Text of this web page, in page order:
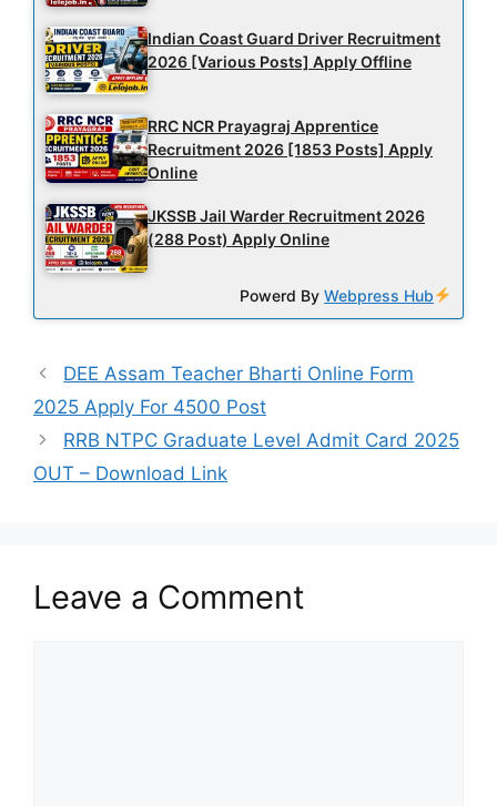
Indian Coast Guard Driver Recruitment
2026 [Various Posts] Apply Offline
RRC NCR Prayagraj Apprentice
Recruitment 2026 [1853 Posts] Apply
Online
JKSSB Jail Warder Recruitment 2026
(288 Post) Apply Online
Powerd ByWebpress Hub
DEE Assam Teacher Bharti Online Form
2025 Apply For 4500 Post
RRB NTPC Graduate Level Admit Card 2025
OUT – Download Link
Leave a Comment